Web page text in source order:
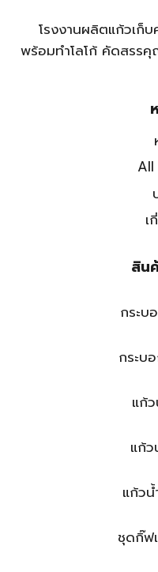
โรงงานผลิตแก้วเก็
พร้อมทำโลโก้ คัดสรร
เ
สิน
กระบ
กระบ
แก้
แก้
แก้ว
ชุดกิ๊ฟ